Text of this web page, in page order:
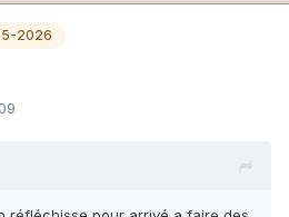
2026